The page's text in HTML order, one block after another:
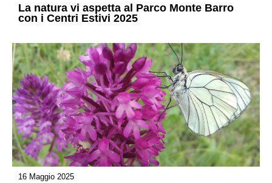
La natura vi aspetta al Parco Monte Barro
con i Centri Estivi 2025
16 Maggio 2025